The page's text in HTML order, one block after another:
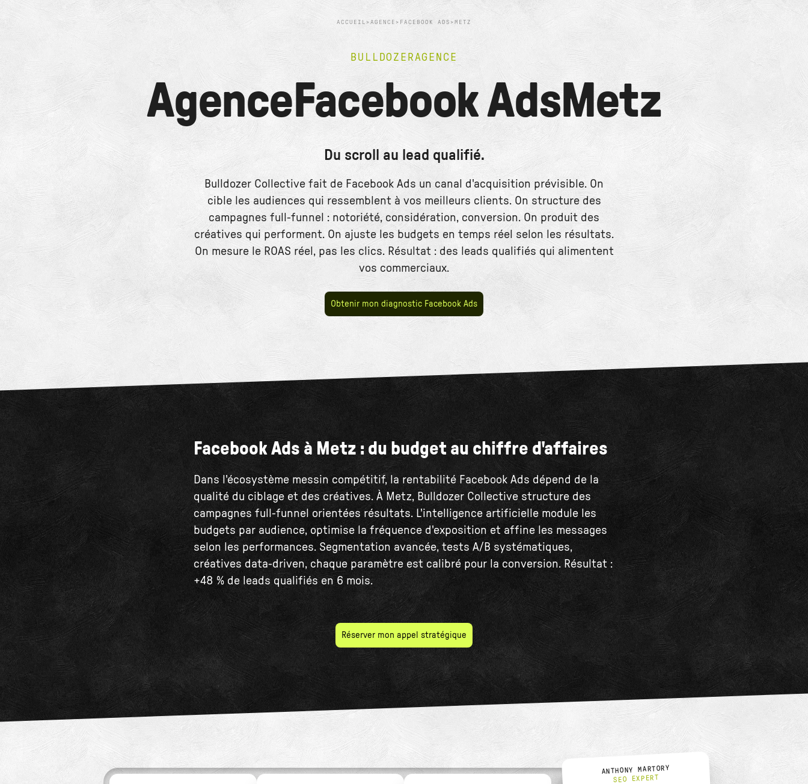
ACCUEIL > AGENCE > FACEBOOK ADS > METZ
BULLDOZERAGENCE
AgenceFacebook AdsMetz
Du scroll au lead qualifié.
Bulldozer Collective fait de Facebook Ads un canal d'acquisition prévisible. On
cible les audiences qui ressemblent à vos meilleurs clients. On structure des
campagnes full-funnel : notoriété, considération, conversion. On produit des
créatives qui performent. On ajuste les budgets en temps réel selon les résultats.
On mesure le ROAS réel, pas les clics. Résultat : des leads qualifiés qui alimentent
vos commerciaux.
Obtenir mon diagnostic Facebook Ads
Facebook Ads à Metz : du budget au chiffre d'affaires
Dans l'écosystème messin compétitif, la rentabilité Facebook Ads dépend de la
qualité du ciblage et des créatives. À Metz, Bulldozer Collective structure des
campagnes full-funnel orientées résultats. L'intelligence artificielle module les
budgets par audience, optimise la fréquence d'exposition et affine les messages
selon les performances. Segmentation avancée, tests A/B systématiques,
créatives data-driven, chaque paramètre est calibré pour la conversion. Résultat :
+48 % de leads qualifiés en 6 mois.
Réserver mon appel stratégique
ANTHONY MARTORY
SEO EXPERT